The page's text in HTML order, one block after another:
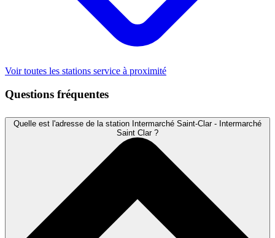
Voir toutes les stations service à proximité
Questions fréquentes
Quelle est l'adresse de la station Intermarché Saint-Clar - Intermarché
Saint Clar ?